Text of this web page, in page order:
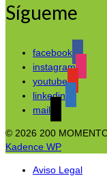
Sígueme
facebook
instagram
youtube
linkedin
mail
© 2026 200
Kadence WP
Aviso Legal